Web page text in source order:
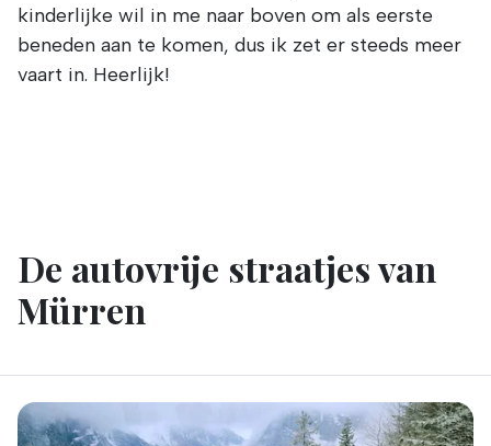
kinderlijke wil in me naar boven om als eerste
beneden aan te komen, dus ik zet er steeds meer
vaart in. Heerlijk!
De autovrije straatjes van
Mürren